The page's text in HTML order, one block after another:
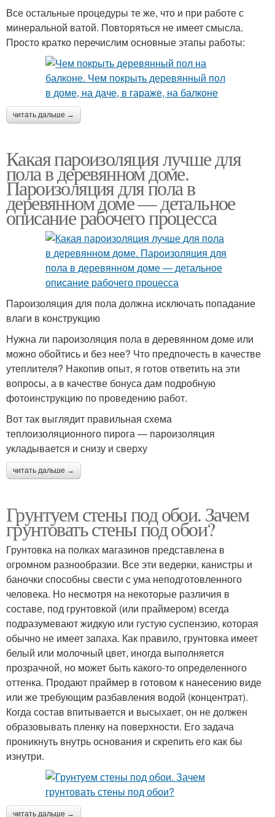
Все остальные процедуры те же, что и при работе с
минеральной ватой. Повторяться не имеет смысла.
Просто кратко перечислим основные этапы работы:
читать дальше →
Какая пароизоляция лучше для
пола в деревянном доме.
Пароизоляция для пола в
деревянном доме — детальное
описание рабочего процесса
Пароизоляция для пола должна исключать попадание
влаги в конструкцию
Нужна ли пароизоляция пола в деревянном доме или
можно обойтись и без нее? Что предпочесть в качестве
утеплителя? Накопив опыт, я готов ответить на эти
вопросы, а в качестве бонуса дам подробную
фотоинструкцию по проведению работ.
Вот так выглядит правильная схема
теплоизоляционного пирога — пароизоляция
укладывается и снизу и сверху
читать дальше →
Грунтуем стены под обои. Зачем
грунтовать стены под обои?
Грунтовка на полках магазинов представлена в
огромном разнообразии. Все эти ведерки, канистры и
баночки способны свести с ума неподготовленного
человека. Но несмотря на некоторые различия в
составе, под грунтовкой (или праймером) всегда
подразумевают жидкую или густую суспензию, которая
обычно не имеет запаха. Как правило, грунтовка имеет
белый или молочный цвет, иногда выполняется
прозрачной, но может быть какого-то определенного
оттенка. Продают праймер в готовом к нанесению виде
или же требующим разбавления водой (концентрат).
Когда состав впитывается и высыхает, он не должен
образовывать пленку на поверхности. Его задача
проникнуть внутрь основания и скрепить его как бы
изнутри.
читать дальше →